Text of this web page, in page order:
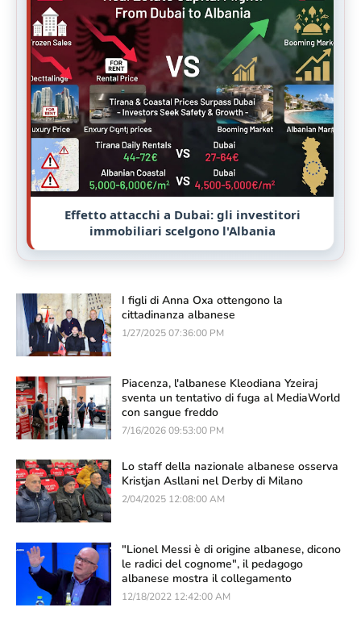
Effetto attacchi a Dubai: gli investitori
immobiliari scelgono l'Albania
I figli di Anna Oxa ottengono la
cittadinanza albanese
1/27/2025 07:36:00 PM
Piacenza, l'albanese Kleodiana Yzeiraj
sventa un tentativo di fuga al MediaWorld
con sangue freddo
7/16/2026 09:53:00 PM
Lo staff della nazionale albanese osserva
Kristjan Asllani nel Derby di Milano
2/04/2025 12:08:00 AM
"Lionel Messi è di origine albanese, dicono
le radici del cognome", il pedagogo
albanese mostra il collegamento
12/18/2022 12:42:00 AM